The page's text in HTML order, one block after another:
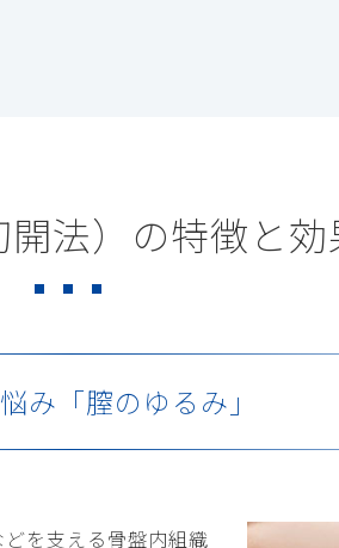
法）の特徴と効
み「膣のゆるみ」
を支える骨盤内組織